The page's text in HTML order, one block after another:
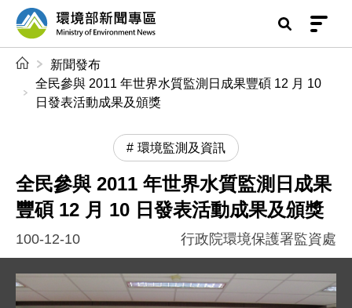
前往中央內容區塊
環境部新聞專區
新聞發布
全民參與 2011 年世界水質監測日成果豐碩 12 月 10
日發表活動成果及頒獎
環境監測及資訊
全民參與 2011 年世界水質監測日成果
豐碩 12 月 10 日發表活動成果及頒獎
100-12-10 行政院環境保護署監資處